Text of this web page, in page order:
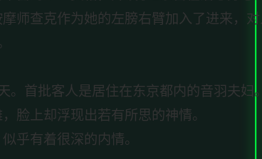
师查克作为她的左膀右臂加入了进来，
。首批客人是居住在东京都内的音羽夫妇。
脸上却浮现出若有所思的神情。
乎有着很深的内情。